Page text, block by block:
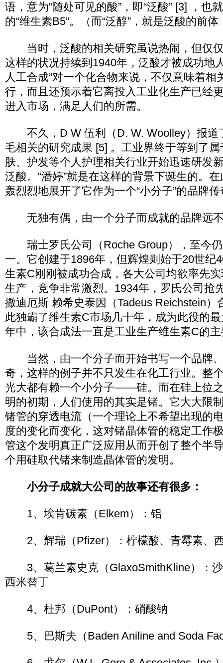
语，意为“随处可见的酸”，即“泛酸” [3] ，也
的“维生素B5”。（而“泛醇”，就是泛酸的前
当时，泛酸的相关研究虽说热闹，但仅
这样的状况持续到1940年，泛酸才被成功地
人工合成”对一个化合物来说，不仅意味着相
行，而且还预示着它离投入工业化生产已经
进入市场，满足人们的所需。
不久，D W 伍利（D. W. Woolley）报道
毛相关的研究成果 [5] 。工业界终于等到了
肤、护发等个人护理相关行业开始迅速研发
泛酸。“潘婷”就是在这样的背景下诞生的。
轰烈烈地展开了它作为一个“小分子”的品牌
无独有偶，由一个分子而成就的品牌远
瑞士罗氏公司（Roche Group），至今仍
一。它创建于1896年，但辉煌则始于20世纪
生素C刚刚被成功合成，各大公司均欲率先
生产，竞争非常激烈。1934年，罗氏公司抢
撒迪厄斯 赖希史泰因（Tadeus Reichstein）
此独霸了维生素C市场几十年，成为此役的
年中，该合成法一直是工业生产维生素C的
当然，由一个分子而开始书写一个品牌
奇，这样的例子并不只发生在化工行业。整
光大都有赖一个小分子——硅。而在硅上位
明的初期，人们使用的其实是锗。它大大限
锗管的穿透电流（一个理论上不希望出现的
度的变化而变化，这对锗晶体管的稳定工作
管这个发明真正广泛应用从而开创了整个半
个用硅取代锗来制造晶体管的发明。
小分子成就大公司的故事还有很多：
1、埃肯碳素（Elkem）：铝
2、辉瑞（Pfizer）：柠檬酸、青霉素、
3、葛兰素史克（GlaxoSmithKline）：沙
西米替丁
4、杜邦（DuPont）：硝酸钠
5、巴斯夫（Baden Aniline and Soda